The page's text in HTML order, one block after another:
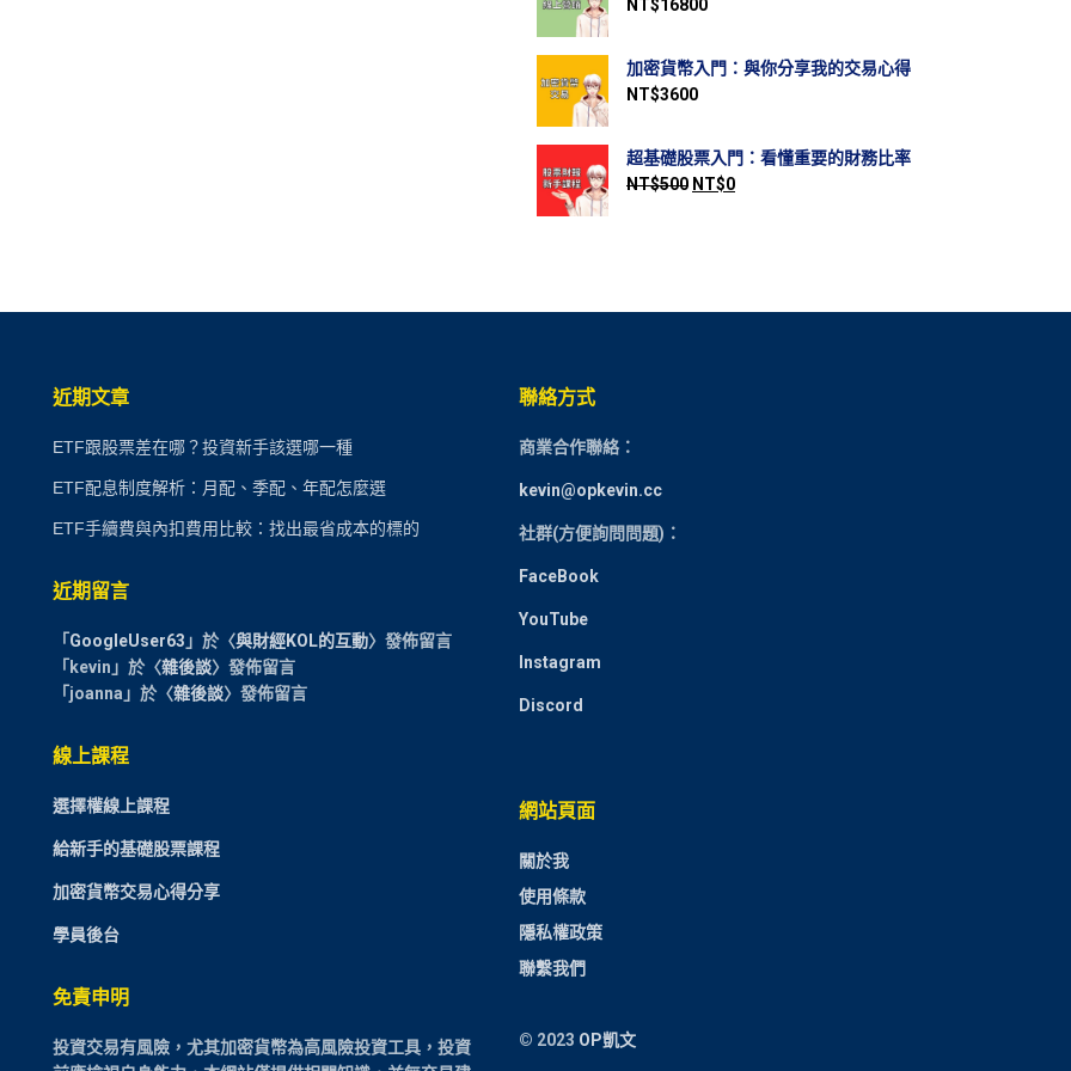
NT$16800
加密貨幣入門：與你分享我的交易心得
NT$3600
超基礎股票入門：看懂重要的財務比率
NT$500 NT$0
近期文章
ETF跟股票差在哪？投資新手該選哪一種
ETF配息制度解析：月配、季配、年配怎麼選
ETF手續費與內扣費用比較：找出最省成本的標的
近期留言
「 GoogleUser63 」於〈與財經KOL的互動〉發佈留言
「 kevin 」於〈雜後談〉發佈留言
「 joanna 」於〈雜後談〉發佈留言
線上課程
選擇權線上課程
給新手的基礎股票課程
加密貨幣交易心得分享
學員後台
免責申明
投資交易有風險，尤其加密貨幣為高風險投資工具，投資
聯絡方式
商業合作聯絡：
kevin@opkevin.cc
社群(方便詢問問題)：
FaceBook
YouTube
Instagram
Discord
網站頁面
關於我
使用條款
隱私權政策
聯繫我們
© 2023 OP凱文